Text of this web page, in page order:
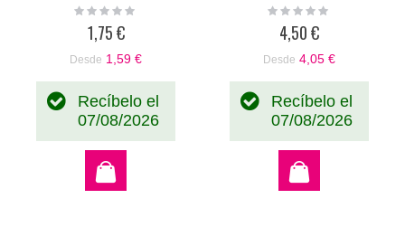
Rating:
1,75 €
Desde 1,59 €
Recíbelo el
07/08/2026
Rating:
4,50 €
Desde 4,05 €
Recíbelo el
07/08/2026